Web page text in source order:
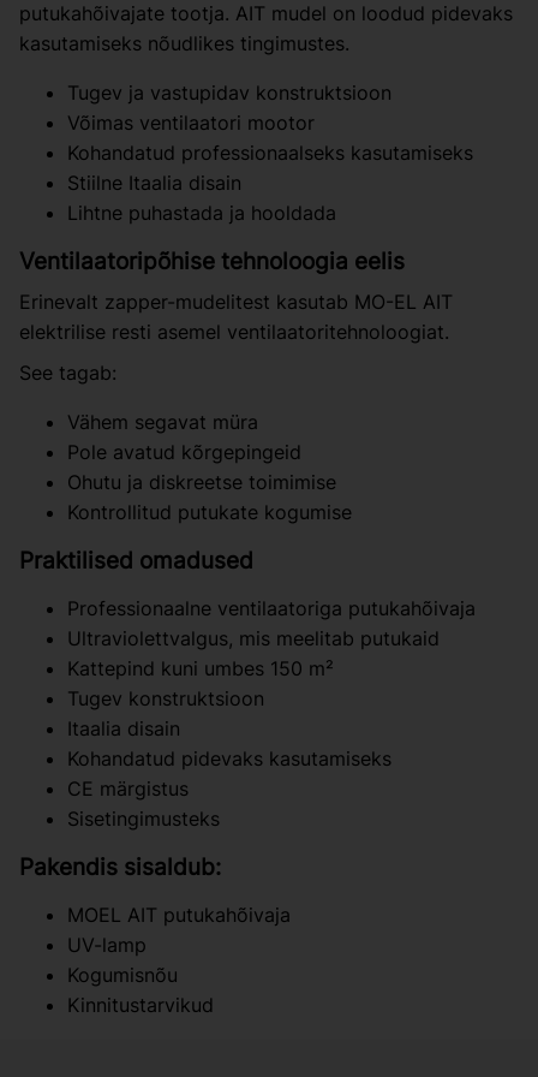
putukahõivajate tootja. AIT mudel on loodud pidevaks
kasutamiseks nõudlikes tingimustes.
Tugev ja vastupidav konstruktsioon
Võimas ventilaatori mootor
Kohandatud professionaalseks kasutamiseks
Stiilne Itaalia disain
Lihtne puhastada ja hooldada
Ventilaatoripõhise tehnoloogia eelis
Erinevalt zapper-mudelitest kasutab MO-EL AIT
elektrilise resti asemel ventilaatoritehnoloogiat.
See tagab:
Vähem segavat müra
Pole avatud kõrgepingeid
Ohutu ja diskreetse toimimise
Kontrollitud putukate kogumise
Praktilised omadused
Professionaalne ventilaatoriga putukahõivaja
Ultraviolettvalgus, mis meelitab putukaid
Kattepind kuni umbes 150 m²
Tugev konstruktsioon
Itaalia disain
Kohandatud pidevaks kasutamiseks
CE märgistus
Sisetingimusteks
Pakendis sisaldub:
MOEL AIT putukahõivaja
UV-lamp
Kogumisnõu
Kinnitustarvikud